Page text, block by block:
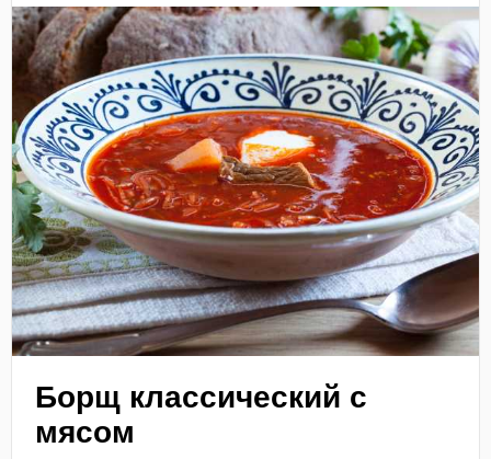
Борщ классический с
мясом